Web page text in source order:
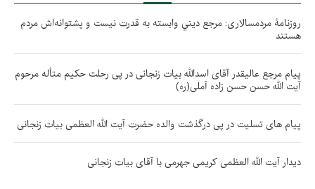
روزنامۀ مردمسالاری: مرجع ديني وابسته به قدرت نيست و پشتوانه‌اش مردم
هستند
پیام مرجع عالیقدر آقای اسدالله بیات زنجانی در پی رحلت حکیم متأله مرحوم
آیت الله حسن حسن زاده آملی(ره)
پیام های تسلیت در پی درگذشت والده حضرت آیت الله العظمی بیات زنجانی
دیدار آیت الله العظمی کریمی جهرمی با آقای بیات زنجانی